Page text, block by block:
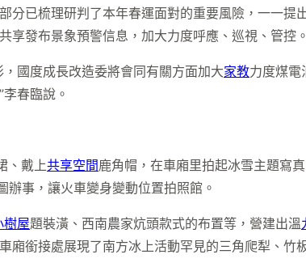
已梳理研判了本年春運面對的重要風險，一一
享發布景象預警信息，加大力度呼應、巡視、管控。
國度成長改造委將會同有關方面加大家教力度煤電
春臨說。
、戴上共享空間鹿角帽，在車廂里拍起冰雪主題寫
事，讓火車變身變動位置拍照館。
樹屋題裝潢、西南農家炕頭款式的布置等，營建出溫
銜接處展現了南方冰上活動罕見的三角爬犁、竹